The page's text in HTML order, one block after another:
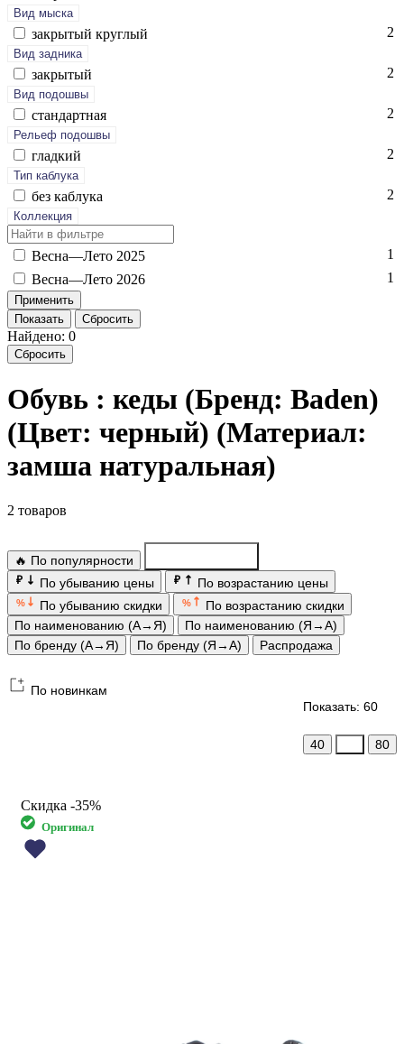
Вид мыска
зак­ры­тый круг­лый 2
Вид задника
зак­ры­тый 2
Вид подошвы
стан­дарт­ная 2
Рельеф подошвы
глад­кий 2
Тип каблука
без каб­лу­ка 2
Коллекция
Вес­на—Ле­то 2025
1
Вес­на—Ле­то 2026
1
Показать Сбросить
Найдено: 0
Сбросить
Обувь : кеды (Бренд: Baden)
(Цвет: черный) (Материал:
замша натуральная)
2 товаров
🔥 По популярности
₽ По убыванию цены ₽ По возрастанию цены
% По убыванию скидки %
По возрастанию скидки
По наименованию (А→Я)
По наименованию (Я→А)
По бренду (А→Я)
По бренду (Я→А) Распродажа
По новинкам
Показать: 60
40 80
Скидка -35%
Оригинал